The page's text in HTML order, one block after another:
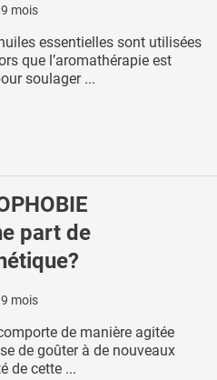
mois
essentielles sont utilisées
que l’aromathérapie est
soulager ...
part de
mois
de manière agitée
de goûter à de nouveaux
de cette ...